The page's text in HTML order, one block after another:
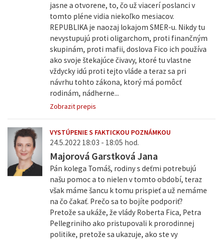
jasne a otvorene, to, čo už viacerí poslanci v
tomto pléne vidia niekoľko mesiacov.
REPUBLIKA je naozaj lokajom SMER-u. Nikdy tu
nevystupujú proti oligarchom, proti finančným
skupinám, proti mafii, doslova Fico ich používa
ako svoje štekajúce čivavy, ktoré tu vlastne
vždycky idú proti tejto vláde a teraz sa pri
návrhu tohto zákona, ktorý má pomôcť
rodinám, nádherne...
Zobrazit prepis
VYSTÚPENIE S FAKTICKOU POZNÁMKOU
24.5.2022 18:03 - 18:05 hod.
Majorová Garstková Jana
Pán kolega Tomáš, rodiny s deťmi potrebujú
našu pomoc a to nielen v tomto období, teraz
však máme šancu k tomu prispieť a už nemáme
na čo čakať. Prečo sa to bojíte podporiť?
Pretože sa ukáže, že vlády Roberta Fica, Petra
Pellegriniho ako pristupovali k prorodinnej
politike, pretože sa ukazuje, ako ste vy